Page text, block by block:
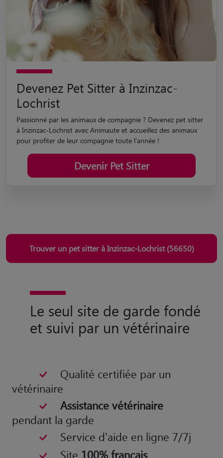
Devenez Pet Sitter à Inzinzac-
Lochrist
Passionné par les animaux de compagnie ? Devenez pet sitter
à Inzinzac-Lochrist avec Animaute et accueillez des animaux
pour profiter de leur compagnie toute l'année !
Devenir Pet Sitter
Trouver un pet sitter à Inzinzac-Lochrist (56650)
Le seul site de garde fondé
et suivi par un vétérinaire
Qualité certifiée par un
vétérinaire
Assistance vétérinaire
pendant la garde
Service d'aide en ligne 7/7j
Site 100% français